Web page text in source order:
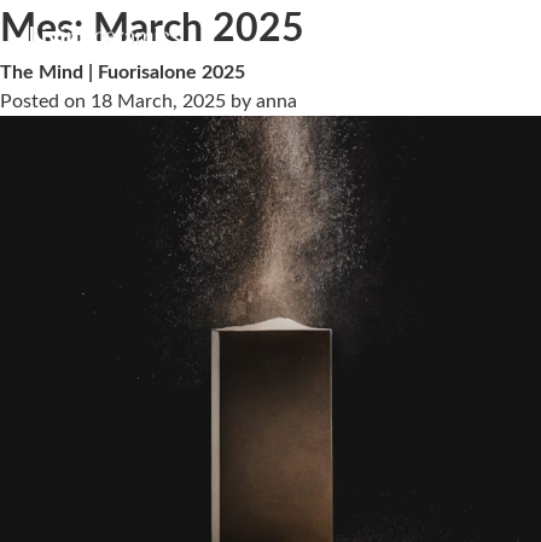
Mes: March 2025
The Mind | Fuorisalone 2025
Posted on 18 March, 2025 by anna